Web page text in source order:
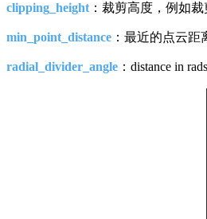
clipping_height ：裁剪高度，例如
min_point_distance ：最近的点云
radial_divider_angle ：distance in